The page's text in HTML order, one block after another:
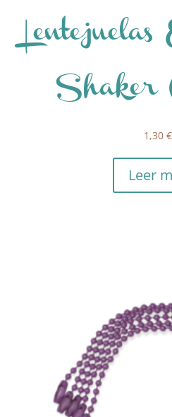
Shaker
1,30 €
Leer